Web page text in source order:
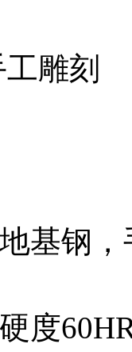
雕刻
基钢
度